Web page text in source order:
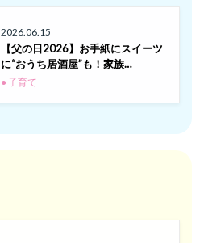
2026.06.15
【父の日2026】お手紙にスイーツ
に“おうち居酒屋”も！家族…
● 子育て